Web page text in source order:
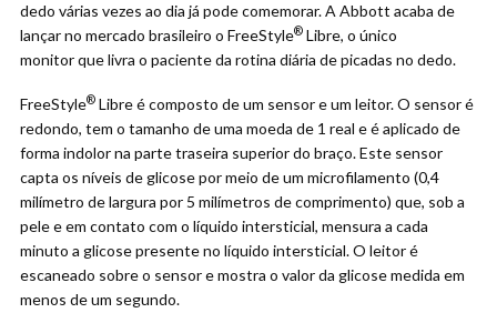
dedo várias vezes ao dia já pode comemorar. A Abbott acaba de
lançar no mercado brasileiro o FreeStyle® Libre, o único
monitor que livra o paciente da rotina diária de picadas no dedo.
FreeStyle® Libre é composto de um sensor e um leitor. O sensor é
redondo, tem o tamanho de uma moeda de 1 real e é aplicado de
forma indolor na parte traseira superior do braço. Este sensor
capta os níveis de glicose por meio de um microfilamento (0,4
milímetro de largura por 5 milímetros de comprimento) que, sob a
pele e em contato com o líquido intersticial, mensura a cada
minuto a glicose presente no líquido intersticial. O leitor é
escaneado sobre o sensor e mostra o valor da glicose medida em
menos de um segundo.